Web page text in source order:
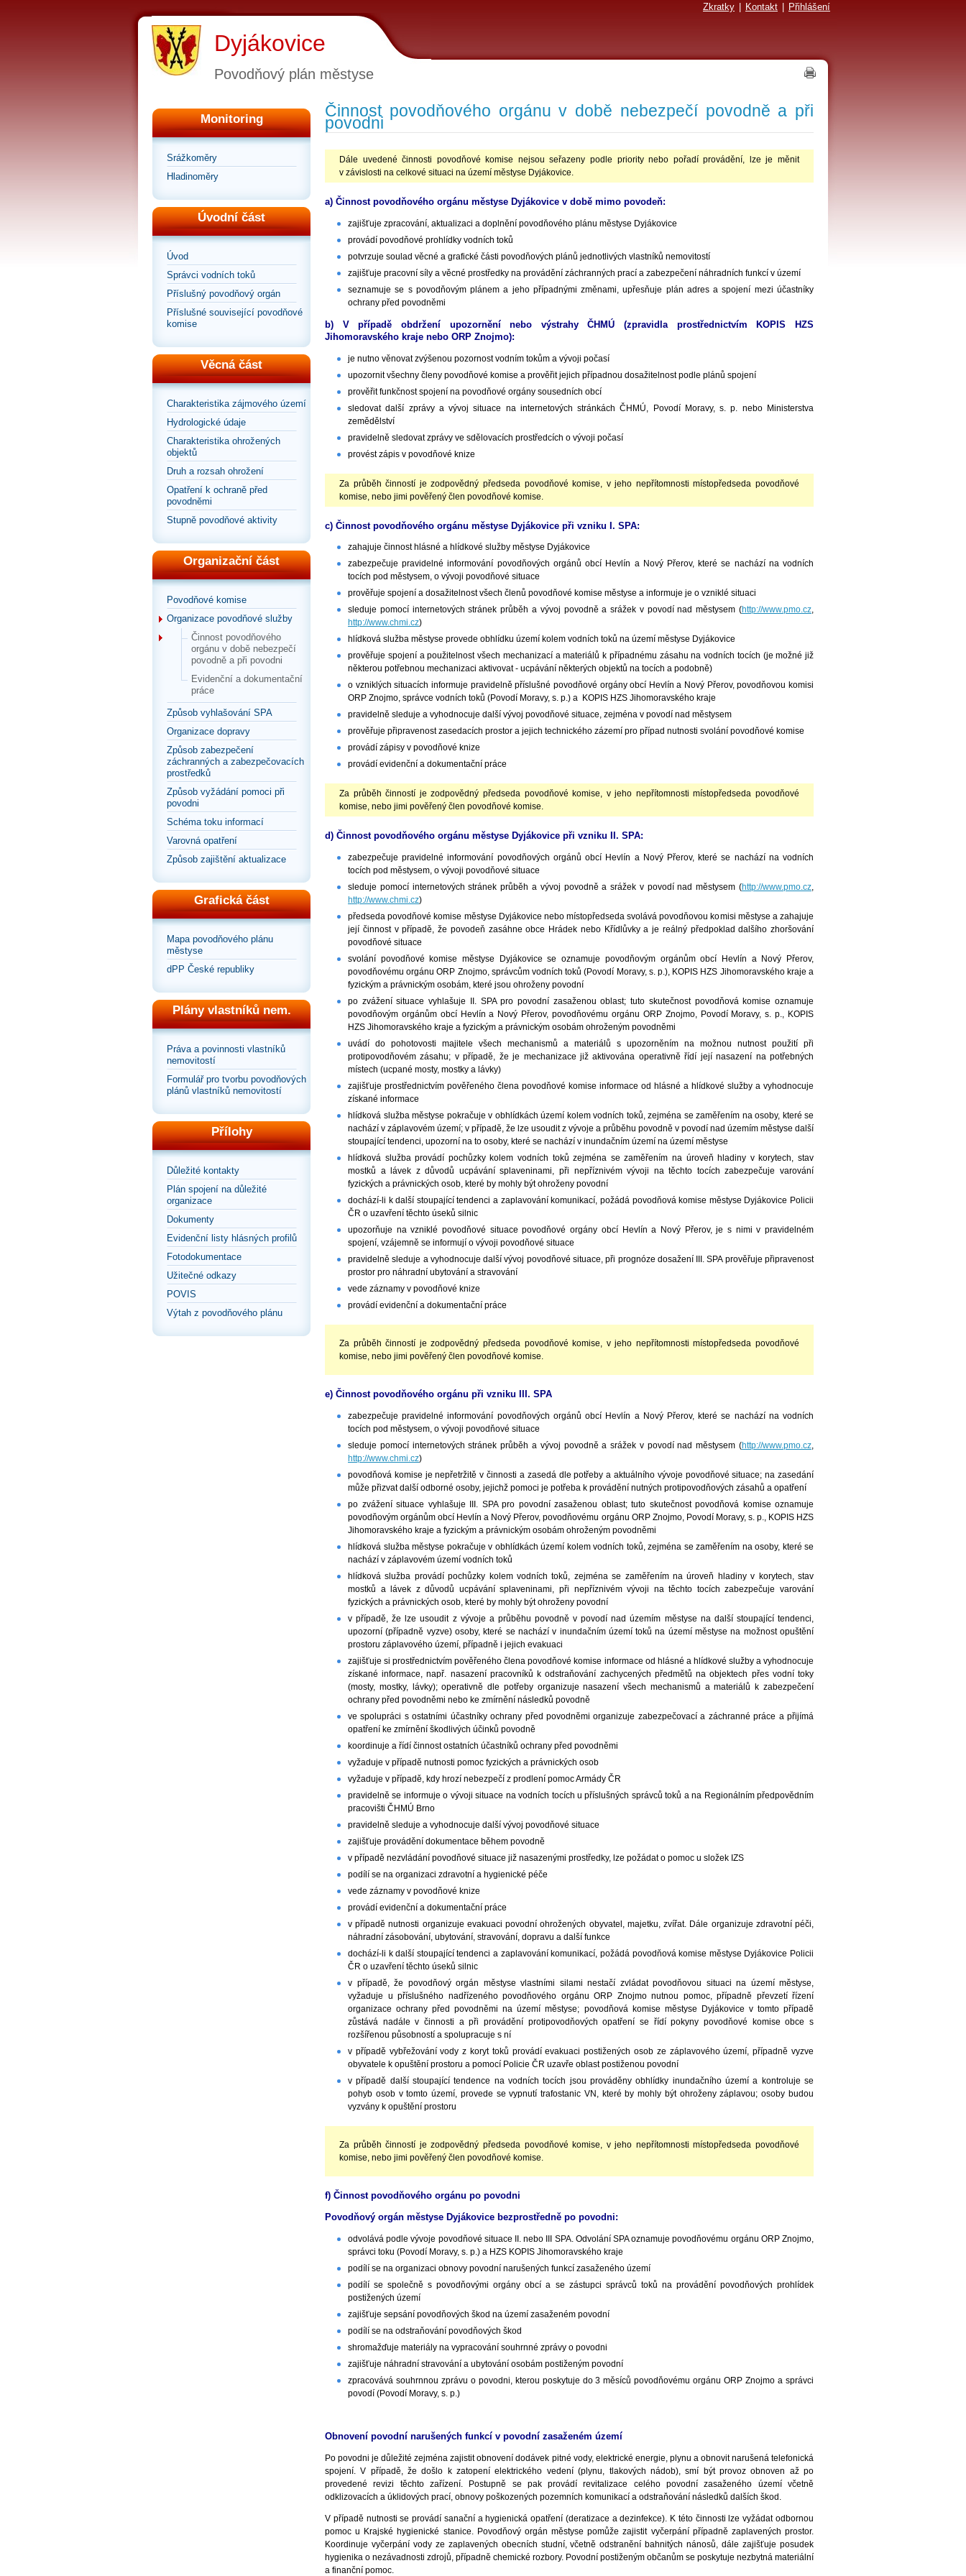
Zkratky Kontakt Přihlášení
Dyjákovice
Povodňový plán městyse
Monitoring
Srážkoměry
Hladinoměry
Úvodní část
Úvod
Správci vodních toků
Příslušný povodňový orgán
Příslušné související povodňové
komise
Věcná část
Charakteristika zájmového území
Hydrologické údaje
Charakteristika ohrožených
objektů
Druh a rozsah ohrožení
Opatření k ochraně před
povodněmi
Stupně povodňové aktivity
Organizační část
Povodňové komise
Organizace povodňové služby
Činnost povodňového
orgánu v době nebezpečí
povodně a při povodni
Evidenční a dokumentační
práce
Způsob vyhlašování SPA
Organizace dopravy
Způsob zabezpečení
záchranných a zabezpečovacích
prostředků
Způsob vyžádání pomoci při
povodni
Schéma toku informací
Varovná opatření
Způsob zajištění aktualizace
Grafická část
Mapa povodňového plánu
městyse
dPP České republiky
Plány vlastníků nem.
Práva a povinnosti vlastníků
nemovitostí
Formulář pro tvorbu povodňových
plánů vlastníků nemovitostí
Přílohy
Důležité kontakty
Plán spojení na důležité
organizace
Dokumenty
Evidenční listy hlásných profilů
Fotodokumentace
Užitečné odkazy
POVIS
Výtah z povodňového plánu
Činnost povodňového orgánu v době nebezpečí povodně a při
povodni
Dále uvedené činnosti povodňové komise nejsou seřazeny podle priority nebo pořadí provádění, lze je měnit
v závislosti na celkové situaci na území městyse Dyjákovice.
a) Činnost povodňového orgánu městyse Dyjákovice v době mimo povodeň:
zajišťuje zpracování, aktualizaci a doplnění povodňového plánu městyse Dyjákovice
provádí povodňové prohlídky vodních toků
potvrzuje soulad věcné a grafické části povodňových plánů jednotlivých vlastníků nemovitostí
zajišťuje pracovní síly a věcné prostředky na provádění záchranných prací a zabezpečení náhradních funkcí v území
seznamuje se s povodňovým plánem a jeho případnými změnami, upřesňuje plán adres a spojení mezi účastníky
ochrany před povodněmi
b) V případě obdržení upozornění nebo výstrahy ČHMÚ (zpravidla prostřednictvím KOPIS HZS
Jihomoravského kraje nebo ORP Znojmo):
je nutno věnovat zvýšenou pozornost vodním tokům a vývoji počasí
upozornit všechny členy povodňové komise a prověřit jejich případnou dosažitelnost podle plánů spojení
prověřit funkčnost spojení na povodňové orgány sousedních obcí
sledovat další zprávy a vývoj situace na internetových stránkách ČHMÚ, Povodí Moravy, s. p. nebo Ministerstva
zemědělství
pravidelně sledovat zprávy ve sdělovacích prostředcích o vývoji počasí
provést zápis v povodňové knize
Za průběh činností je zodpovědný předseda povodňové komise, v jeho nepřítomnosti místopředseda povodňové
komise, nebo jimi pověřený člen povodňové komise.
c) Činnost povodňového orgánu městyse Dyjákovice při vzniku I. SPA:
zahajuje činnost hlásné a hlídkové služby městyse Dyjákovice
zabezpečuje pravidelné informování povodňových orgánů obcí Hevlín a Nový Přerov, které se nachází na vodních
tocích pod městysem, o vývoji povodňové situace
prověřuje spojení a dosažitelnost všech členů povodňové komise městyse a informuje je o vzniklé situaci
sleduje pomocí internetových stránek průběh a vývoj povodně a srážek v povodí nad městysem (http://www.pmo.cz,
http://www.chmi.cz)
hlídková služba městyse provede obhlídku území kolem vodních toků na území městyse Dyjákovice
prověřuje spojení a použitelnost všech mechanizací a materiálů k případnému zásahu na vodních tocích (je možné již
některou potřebnou mechanizaci aktivovat - ucpávání některých objektů na tocích a podobně)
o vzniklých situacích informuje pravidelně příslušné povodňové orgány obcí Hevlín a Nový Přerov, povodňovou komisi
ORP Znojmo, správce vodních toků (Povodí Moravy, s. p.) a KOPIS HZS Jihomoravského kraje
pravidelně sleduje a vyhodnocuje další vývoj povodňové situace, zejména v povodí nad městysem
prověřuje připravenost zasedacích prostor a jejich technického zázemí pro případ nutnosti svolání povodňové komise
provádí zápisy v povodňové knize
provádí evidenční a dokumentační práce
Za průběh činností je zodpovědný předseda povodňové komise, v jeho nepřítomnosti místopředseda povodňové
komise, nebo jimi pověřený člen povodňové komise.
d) Činnost povodňového orgánu městyse Dyjákovice při vzniku II. SPA:
zabezpečuje pravidelné informování povodňových orgánů obcí Hevlín a Nový Přerov, které se nachází na vodních
tocích pod městysem, o vývoji povodňové situace
sleduje pomocí internetových stránek průběh a vývoj povodně a srážek v povodí nad městysem (http://www.pmo.cz,
http://www.chmi.cz)
předseda povodňové komise městyse Dyjákovice nebo místopředseda svolává povodňovou komisi městyse a zahajuje
její činnost v případě, že povodeň zasáhne obce Hrádek nebo Křídlůvky a je reálný předpoklad dalšího zhoršování
povodňové situace
svolání povodňové komise městyse Dyjákovice se oznamuje povodňovým orgánům obcí Hevlín a Nový Přerov,
povodňovému orgánu ORP Znojmo, správcům vodních toků (Povodí Moravy, s. p.), KOPIS HZS Jihomoravského kraje a
fyzickým a právnickým osobám, které jsou ohroženy povodní
po zvážení situace vyhlašuje II. SPA pro povodní zasaženou oblast; tuto skutečnost povodňová komise oznamuje
povodňovým orgánům obcí Hevlín a Nový Přerov, povodňovému orgánu ORP Znojmo, Povodí Moravy, s. p., KOPIS
HZS Jihomoravského kraje a fyzickým a právnickým osobám ohroženým povodněmi
uvádí do pohotovosti majitele všech mechanismů a materiálů s upozorněním na možnou nutnost použití při
protipovodňovém zásahu; v případě, že je mechanizace již aktivována operativně řídí její nasazení na potřebných
místech (ucpané mosty, mostky a lávky)
zajišťuje prostřednictvím pověřeného člena povodňové komise informace od hlásné a hlídkové služby a vyhodnocuje
získané informace
hlídková služba městyse pokračuje v obhlídkách území kolem vodních toků, zejména se zaměřením na osoby, které se
nachází v záplavovém území; v případě, že lze usoudit z vývoje a průběhu povodně v povodí nad územím městyse další
stoupající tendenci, upozorní na to osoby, které se nachází v inundačním území na území městyse
hlídková služba provádí pochůzky kolem vodních toků zejména se zaměřením na úroveň hladiny v korytech, stav
mostků a lávek z důvodů ucpávání splaveninami, při nepříznivém vývoji na těchto tocích zabezpečuje varování
fyzických a právnických osob, které by mohly být ohroženy povodní
dochází-li k další stoupající tendenci a zaplavování komunikací, požádá povodňová komise městyse Dyjákovice Policii
ČR o uzavření těchto úseků silnic
upozorňuje na vzniklé povodňové situace povodňové orgány obcí Hevlín a Nový Přerov, je s nimi v pravidelném
spojení, vzájemně se informují o vývoji povodňové situace
pravidelně sleduje a vyhodnocuje další vývoj povodňové situace, při prognóze dosažení III. SPA prověřuje připravenost
prostor pro náhradní ubytování a stravování
vede záznamy v povodňové knize
provádí evidenční a dokumentační práce
Za průběh činností je zodpovědný předseda povodňové komise, v jeho nepřítomnosti místopředseda povodňové
komise, nebo jimi pověřený člen povodňové komise.
e) Činnost povodňového orgánu při vzniku III. SPA
zabezpečuje pravidelné informování povodňových orgánů obcí Hevlín a Nový Přerov, které se nachází na vodních
tocích pod městysem, o vývoji povodňové situace
sleduje pomocí internetových stránek průběh a vývoj povodně a srážek v povodí nad městysem (http://www.pmo.cz,
http://www.chmi.cz)
povodňová komise je nepřetržitě v činnosti a zasedá dle potřeby a aktuálního vývoje povodňové situace; na zasedání
může přizvat další odborné osoby, jejichž pomoci je potřeba k provádění nutných protipovodňových zásahů a opatření
po zvážení situace vyhlašuje III. SPA pro povodní zasaženou oblast; tuto skutečnost povodňová komise oznamuje
povodňovým orgánům obcí Hevlín a Nový Přerov, povodňovému orgánu ORP Znojmo, Povodí Moravy, s. p., KOPIS HZS
Jihomoravského kraje a fyzickým a právnickým osobám ohroženým povodněmi
hlídková služba městyse pokračuje v obhlídkách území kolem vodních toků, zejména se zaměřením na osoby, které se
nachází v záplavovém území vodních toků
hlídková služba provádí pochůzky kolem vodních toků, zejména se zaměřením na úroveň hladiny v korytech, stav
mostků a lávek z důvodů ucpávání splaveninami, při nepříznivém vývoji na těchto tocích zabezpečuje varování
fyzických a právnických osob, které by mohly být ohroženy povodní
v případě, že lze usoudit z vývoje a průběhu povodně v povodí nad územím městyse na další stoupající tendenci,
upozorní (případně vyzve) osoby, které se nachází v inundačním území toků na území městyse na možnost opuštění
prostoru záplavového území, případně i jejich evakuaci
zajišťuje si prostřednictvím pověřeného člena povodňové komise informace od hlásné a hlídkové služby a vyhodnocuje
získané informace, např. nasazení pracovníků k odstraňování zachycených předmětů na objektech přes vodní toky
(mosty, mostky, lávky); operativně dle potřeby organizuje nasazení všech mechanismů a materiálů k zabezpečení
ochrany před povodněmi nebo ke zmírnění následků povodně
ve spolupráci s ostatními účastníky ochrany před povodněmi organizuje zabezpečovací a záchranné práce a přijímá
opatření ke zmírnění škodlivých účinků povodně
koordinuje a řídí činnost ostatních účastníků ochrany před povodněmi
vyžaduje v případě nutnosti pomoc fyzických a právnických osob
vyžaduje v případě, kdy hrozí nebezpečí z prodlení pomoc Armády ČR
pravidelně se informuje o vývoji situace na vodních tocích u příslušných správců toků a na Regionálním předpovědním
pracovišti ČHMÚ Brno
pravidelně sleduje a vyhodnocuje další vývoj povodňové situace
zajišťuje provádění dokumentace během povodně
v případě nezvládání povodňové situace již nasazenými prostředky, lze požádat o pomoc u složek IZS
podílí se na organizaci zdravotní a hygienické péče
vede záznamy v povodňové knize
provádí evidenční a dokumentační práce
v případě nutnosti organizuje evakuaci povodní ohrožených obyvatel, majetku, zvířat. Dále organizuje zdravotní péči,
náhradní zásobování, ubytování, stravování, dopravu a další funkce
dochází-li k další stoupající tendenci a zaplavování komunikací, požádá povodňová komise městyse Dyjákovice Policii
ČR o uzavření těchto úseků silnic
v případě, že povodňový orgán městyse vlastními silami nestačí zvládat povodňovou situaci na území městyse,
vyžaduje u příslušného nadřízeného povodňového orgánu ORP Znojmo nutnou pomoc, případně převzetí řízení
organizace ochrany před povodněmi na území městyse; povodňová komise městyse Dyjákovice v tomto případě
zůstává nadále v činnosti a při provádění protipovodňových opatření se řídí pokyny povodňové komise obce s
rozšířenou působností a spolupracuje s ní
v případě vybřežování vody z koryt toků provádí evakuaci postižených osob ze záplavového území, případně vyzve
obyvatele k opuštění prostoru a pomocí Policie ČR uzavře oblast postiženou povodní
v případě další stoupající tendence na vodních tocích jsou prováděny obhlídky inundačního území a kontroluje se
pohyb osob v tomto území, provede se vypnutí trafostanic VN, které by mohly být ohroženy záplavou; osoby budou
vyzvány k opuštění prostoru
Za průběh činností je zodpovědný předseda povodňové komise, v jeho nepřítomnosti místopředseda povodňové
komise, nebo jimi pověřený člen povodňové komise.
f) Činnost povodňového orgánu po povodni
Povodňový orgán městyse Dyjákovice bezprostředně po povodni:
odvolává podle vývoje povodňové situace II. nebo III SPA. Odvolání SPA oznamuje povodňovému orgánu ORP Znojmo,
správci toku (Povodí Moravy, s. p.) a HZS KOPIS Jihomoravského kraje
podílí se na organizaci obnovy povodní narušených funkcí zasaženého území
podílí se společně s povodňovými orgány obcí a se zástupci správců toků na provádění povodňových prohlídek
postižených území
zajišťuje sepsání povodňových škod na území zasaženém povodní
podílí se na odstraňování povodňových škod
shromažďuje materiály na vypracování souhrnné zprávy o povodni
zajišťuje náhradní stravování a ubytování osobám postiženým povodní
zpracovává souhrnnou zprávu o povodni, kterou poskytuje do 3 měsíců povodňovému orgánu ORP Znojmo a správci
povodí (Povodí Moravy, s. p.)
Obnovení povodní narušených funkcí v povodní zasaženém území
Po povodni je důležité zejména zajistit obnovení dodávek pitné vody, elektrické energie, plynu a obnovit narušená telefonická
spojení. V případě, že došlo k zatopení elektrického vedení (plynu, tlakových nádob), smí být provoz obnoven až po
provedené revizi těchto zařízení. Postupně se pak provádí revitalizace celého povodní zasaženého území včetně
odklizovacích a úklidových prací, obnovy poškozených pozemních komunikací a odstraňování následků dalších škod.
V případě nutnosti se provádí sanační a hygienická opatření (deratizace a dezinfekce). K této činnosti lze vyžádat odbornou
pomoc u Krajské hygienické stanice. Povodňový orgán městyse pomůže zajistit vyčerpání případně zaplavených prostor.
Koordinuje vyčerpání vody ze zaplavených obecních studní, včetně odstranění bahnitých nánosů, dále zajišťuje posudek
hygienika o nezávadnosti zdrojů, případně chemické rozbory. Povodní postiženým občanům se poskytuje nezbytná materiální
a finanční pomoc.